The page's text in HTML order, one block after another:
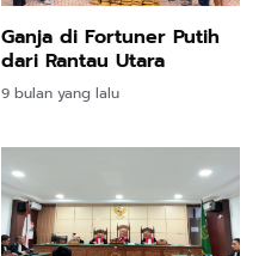
Ganja di Fortuner Putih
dari Rantau Utara
9 bulan yang lalu